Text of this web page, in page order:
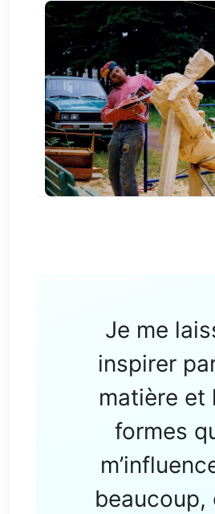
Je me
inspirer
matière et
formes
beaucoup,